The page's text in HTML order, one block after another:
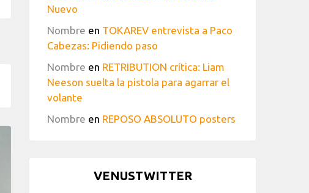
Nuevo
Nombre en TOKAREV entrevista a Paco
Cabezas: Pidiendo paso
Nombre en RETRIBUTION crítica: Liam
Neeson suelta la pistola para agarrar el
volante
Nombre en REPOSO ABSOLUTO posters
VENUSTWITTER